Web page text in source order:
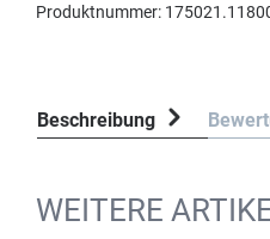
Produktnummer:
Beschreibung
WEITERE